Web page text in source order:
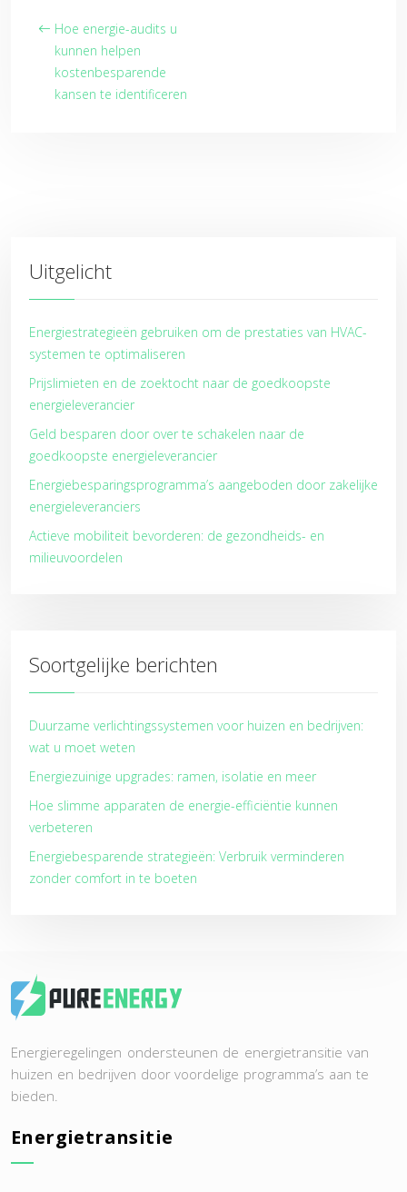
Hoe energie-audits u
kunnen helpen
kostenbesparende
kansen te identificeren
Uitgelicht
Energiestrategieën gebruiken om de prestaties van HVAC-
systemen te optimaliseren
Prijslimieten en de zoektocht naar de goedkoopste
energieleverancier
Geld besparen door over te schakelen naar de
goedkoopste energieleverancier
Energiebesparingsprogramma’s aangeboden door zakelijke
energieleveranciers
Actieve mobiliteit bevorderen: de gezondheids- en
milieuvoordelen
Soortgelijke berichten
Duurzame verlichtingssystemen voor huizen en bedrijven:
wat u moet weten
Energiezuinige upgrades: ramen, isolatie en meer
Hoe slimme apparaten de energie-efficiëntie kunnen
verbeteren
Energiebesparende strategieën: Verbruik verminderen
zonder comfort in te boeten
Energieregelingen ondersteunen de energietransitie van
huizen en bedrijven door voordelige programma’s aan te
bieden.
Energietransitie